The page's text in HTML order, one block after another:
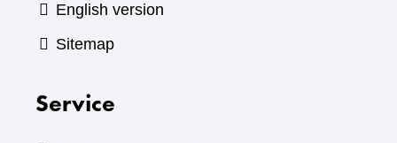
English version
Sitemap
Service